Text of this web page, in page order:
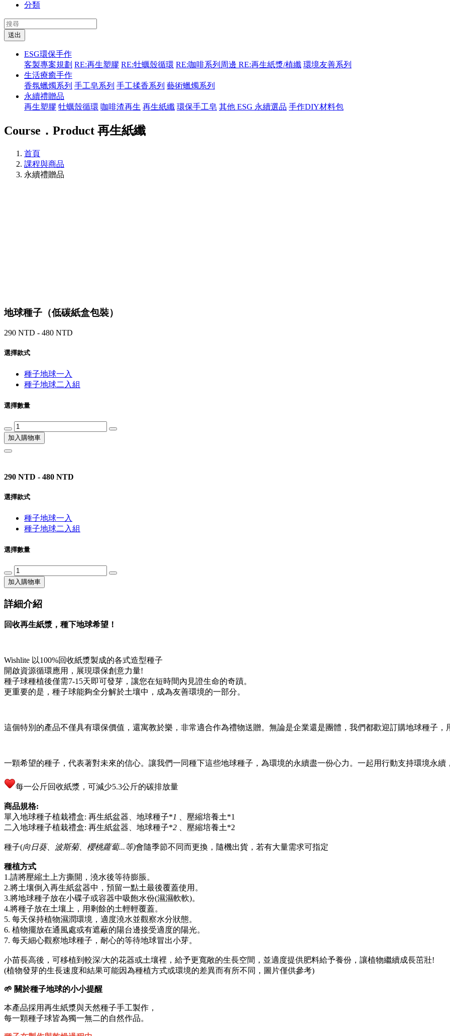
分類
送出
ESG環保手作
客製專案規劃 RE:再生塑膠 RE:牡蠣殼循環 RE:咖啡系列周邊 RE:再生紙漿/植纖 環境友善系列
生活療癒手作
香氛蠟燭系列 手工皂系列 手工揉香系列 藝術蠟燭系列
永續禮贈品
再生塑膠 牡蠣殼循環 咖啡渣再生 再生紙纖 環保手工皂 其他 ESG 永續選品 手作DIY材料包
Course．Product 再生紙纖
首頁
課程與商品
永續禮贈品
地球種子（低碳紙盒包裝）
290 NTD - 480 NTD
選擇款式
種子地球一入
種子地球二入組
選擇數量
加入購物車
290 NTD - 480 NTD
選擇款式
種子地球一入
種子地球二入組
選擇數量
加入購物車
詳細介紹
回收再生紙漿，種下地球希望！
Wishlite 以100%回收紙漿製成的各式造型種子
開啟資源循環應用，展現環保創意力量!
種子球種植後僅需7-15天即可發芽，讓您在短時間內見證生命的奇蹟。
更重要的是，種子球能夠全分解於土壤中，成為友善環境的一部分。
這個特別的產品不僅具有環保價值，還寓教於樂，非常適合作為禮物送贈。無論是企業還是團體，我們都歡迎訂購地球種子，
一顆希望的種子，代表著對未來的信心。讓我們一同種下這些地球種子，為環境的永續盡一份心力。一起用行動支持環境永續
每一公斤回收紙漿，可減少5.3公斤的碳排放量
商品規格:
單入地球種子植栽禮盒: 再生紙盆器、地球種子*1
、壓縮培養土*1
二入地球種子植栽禮盒: 再生紙盆器、地球種子*2 、壓縮培養土*2
種子(向日葵、波斯菊、櫻桃蘿蔔...等)會隨季節不同而更換，隨機出貨，若有大量需求可指定
種植方式
1.請將壓縮土上方撕開，澆水後等待膨脹。
2.將土壤倒入再生紙盆器中，預留一點土最後覆蓋使用。
3.將地球種子放在小碟子或容器中吸飽水份(濕濕軟軟)。
4.將種子放在土壤上，用剩餘的土輕輕覆蓋。
5. 每天保持植物濕潤環境，適度澆水並觀察水分狀態。
6. 植物擺放在通風處或有遮蔽的陽台邊接受適度的陽光。
7. 每天細心觀察地球種子，耐心的等待地球冒出小芽。
小苗長高後，可移植到較深/大的花器或土壤裡，給予更寬敞的生長空間，並適度提供肥料給予養份，讓植物繼續成長茁壯!
(植物發芽的生長速度和結果可能因為種植方式或環境的差異而有所不同，圖片僅供參考)
🌱 關於種子地球的小小提醒
本產品採用再生紙漿與天然種子手工製作，
每一顆種子球皆為獨一無二的自然作品。